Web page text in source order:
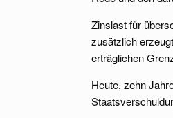
Zinslast für
zusätzlich
erträglichen
Heute, zehn